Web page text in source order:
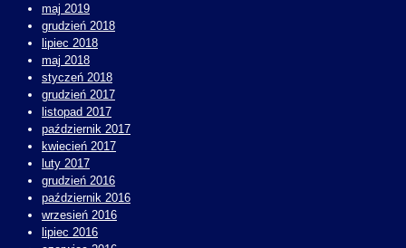
maj 2019
grudzień 2018
lipiec 2018
maj 2018
styczeń 2018
grudzień 2017
listopad 2017
październik 2017
kwiecień 2017
luty 2017
grudzień 2016
październik 2016
wrzesień 2016
lipiec 2016